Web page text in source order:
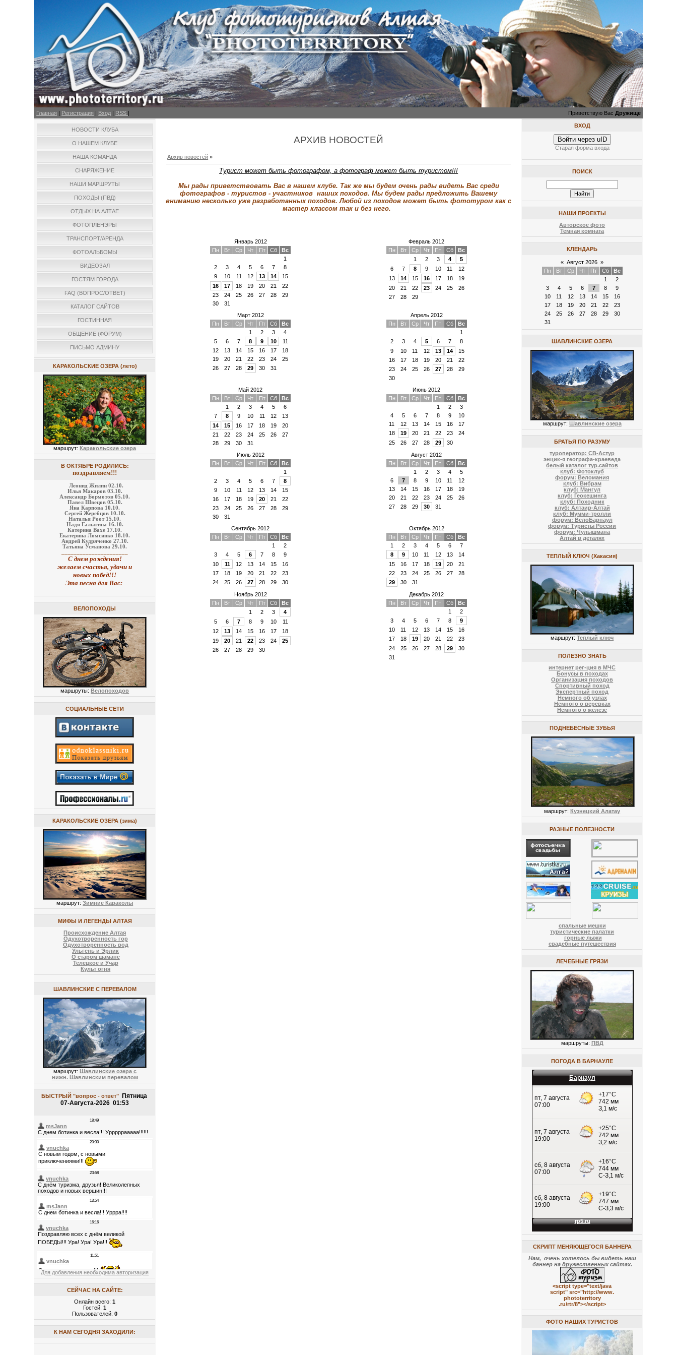
Главная | Регистрация | Вход | RSS | Приветствую Вас Дружище
НОВОСТИ КЛУБА
О НАШЕМ КЛУБЕ
НАША КОМАНДА
СНАРЯЖЕНИЕ
НАШИ МАРШРУТЫ
ПОХОДЫ (ПВД)
ОТДЫХ НА АЛТАЕ
ФОТОПЛЕНЭРЫ
ТРАНСПОРТ/АРЕНДА
ФОТОАЛЬБОМЫ
ВИДЕОЗАЛ
ГОСТЯМ ГОРОДА
FAQ (ВОПРОС/ОТВЕТ)
КАТАЛОГ САЙТОВ
ГОСТИННАЯ
ОБЩЕНИЕ (ФОРУМ)
ПИСЬМО АДМИНУ
КАРАКОЛЬСКИЕ ОЗЕРА (лето)
маршрут:Каракольские озера
В ОКТЯБРЕ РОДИЛИСЬ:
поздравляем!!!
Леонид Жилин 02.10.
Илья Макаров 03.10.
Александр Бормотов 05.10.
Павел Швецов 05.10.
Яна Карпова 10.10.
Сергей Жеребцов 10.10.
Наталья Роот 15.10.
Надя Галыгина 16.10.
Катерина Вахе 17.10.
Екатерина Ломсинко 18.10.
Андрей Кудряченко 27.10.
Татьяна Усманова 29.10.
С днем рождения!
желаем счастья, удачи и
новых побед!!!
Эта песня для Вас:
ВЕЛОПОХОДЫ
маршруты:Велопоходов
CОЦИАЛЬНЫЕ СЕТИ
КАРАКОЛЬСКИЕ ОЗЕРА (зима)
маршрут:Зимние Караколы
МИФЫ И ЛЕГЕНДЫ АЛТАЯ
Происхождение Алтая
Одухотворенность гор
Одухотворенность вод
Ульгень и Эрлик
О старом шамане
Телецкое и Учар
Культ огня
ШАВЛИНСКИЕ С ПЕРЕВАЛОМ
маршрут: Шавлинские озера с
нижн. Шавлинским перевалом
БЫСТРЫЙ "вопрос - ответ" Пятница
07-Августа-2026 01:53
Для добавления необходима авторизация
СЕЙЧАС НА САЙТЕ:
Онлайн всего:1
Гостей:1
Пользователей:0
К НАМ СЕГОДНЯ ЗАХОДИЛИ:
АРХИВ НОВОСТЕЙ
Архив новостей »
Турист может быть фотографом, а фотограф может быть туристом!!!
Мы рады приветствовать Вас в нашем клубе. Так же мы будем очень рады видеть Вас среди
фотографов - туристов - участников наших походов. Мы будем рады предложить Вашему
вниманию несколько уже разработанных походов. Любой из походов может быть фототуром как с
мастер классом так и без него.
Январь 2012
Пн
Вт Ср Чт Пт Сб
Вс
1
2
3 4 5 6 7
8
9
10 11 12 13 14
15
16
17 18 19 20 21
22
23
24 25 26 27 28
29
30
31
Февраль 2012
Пн
Вт Ср Чт Пт Сб
Вс
1
2 3 4
5
6
7 8 9 10 11
12
13
14 15 16 17 18
19
20
21 22 23 24 25
26
27
28 29
Март 2012
Пн
Вт Ср Чт Пт Сб
Вс
1
2 3
4
5
6 7 8 9 10
11
12
13 14 15 16 17
18
19
20 21 22 23 24
25
26
27 28 29 30 31
Апрель 2012
Пн
Вт Ср Чт Пт Сб
Вс
1
2
3 4 5 6 7
8
9
10 11 12 13 14
15
16
17 18 19 20 21
22
23
24 25 26 27 28
29
30
Май 2012
Пн
Вт Ср Чт Пт Сб
Вс
1
2 3 4 5
6
7
8 9 10 11 12
13
14
15 16 17 18 19
20
21
22 23 24 25 26
27
28
29 30 31
Июнь 2012
Пн
Вт Ср Чт Пт Сб
Вс
1
2
3
4
5 6 7 8 9
10
11
12 13 14 15 16
17
18
19 20 21 22 23
24
25
26 27 28 29
30
Июль 2012
Пн
Вт Ср Чт Пт Сб
Вс
1
2
3 4 5 6 7
8
9
10 11 12 13 14
15
16
17 18 19 20 21
22
23
24 25 26 27 28
29
30
31
Август 2012
Пн
Вт Ср Чт Пт Сб
Вс
1
2 3 4
5
6
7 8 9 10 11
12
13
14 15 16 17 18
19
20
21 22 23 24 25
26
27
28 29 30 31
Сентябрь 2012
Пн
Вт Ср Чт Пт Сб
Вс
1
2
3
4 5 6 7 8
9
10
11 12 13 14 15
16
17
18 19 20 21 22
23
24
25 26 27 28 29 30
Октябрь 2012
Пн
Вт Ср Чт Пт Сб
Вс
1
2 3 4 5 6
7
8
9 10 11 12 13
14
15
16 17 18 19 20
21
22
23 24 25 26 27
28
29
30
31
Ноябрь 2012
Пн
Вт Ср Чт Пт Сб
Вс
1
2 3
4
5
6 7 8 9 10
11
12
13 14 15 16 17
18
19
20 21 22 23 24
25
26
27 28 29 30
Декабрь 2012
Пн
Вт Ср Чт Пт Сб
Вс
1
2
3
4 5 6 7 8
9
10
11 12 13 14 15
16
17
18 19 20 21 22
23
24
25 26 27 28 29
30
31
ВХОД
Войти через uID
Старая форма входа
ПОИСК
НАШИ ПРОЕКТЫ
Авторское фото
Темная комната
КЛЕНДАРЬ
« Август 2026 »
Пн
Вт Ср Чт Пт Сб
Вс
1
2
3
4 5 6 7 8
9
10
11 12 13 14 15
16
17
18 19 20 21 22
23
24
25 26 27 28 29
30
31
ШАВЛИНСКИЕ ОЗЕРА
маршрут: Шавлинские озера
БРАТЬЯ ПО РАЗУМУ
туроператор: СВ-Астур
энцик-я географа-краеведа
белый каталог тур.сайтов
клуб: Фотоклуб
форум: Веломания
клуб: Вибрам
клуб: Мангул
клуб: Геокешинга
клуб: Походник
клуб: Алтаир-Алтай
клуб: Мумми-тролли
форум: ВелоБарнаул
форум: Туристы России
форум: Чулышмана
Алтай в деталях
ТЕПЛЫЙ КЛЮЧ (Хакасия)
маршрут:Теплый ключ
ПОЛЕЗНО ЗНАТЬ
интернет рег-ция в МЧС
Бонусы в походах
Организация походов
Спортивный поход
Экспертный поход
Немного об узлах
Немного о веревках
Немного о железе
ПОДНЕБЕСНЫЕ ЗУБЬЯ
маршрут:Кузнецкий Алатау
РАЗНЫЕ ПОЛЕЗНОСТИ
спальные мешки
туристические палатки
горные лыжи
свадебные путешествия
ЛЕЧЕБНЫЕ ГРЯЗИ
маршруты: ПВД
ПОГОДА В БАРНАУЛЕ
Барнаул
СКРИПТ МЕНЯЮЩЕГОСЯ БАННЕРА
Нам, очень хотелось бы видеть наш
баннер на дружественных сайтах.
<script type="text/java
script" src="http://www.
phototerritory
.ru/rtr/8"></script>
ФОТО НАШИХ ТУРИСТОВ